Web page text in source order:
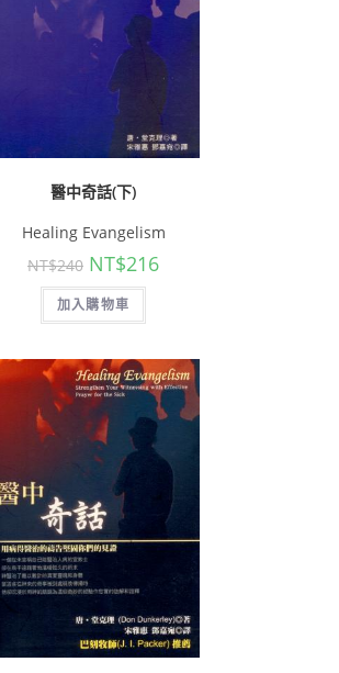
醫中奇話(下)
Healing Evangelism
NT$240 NT$216
加入購物車